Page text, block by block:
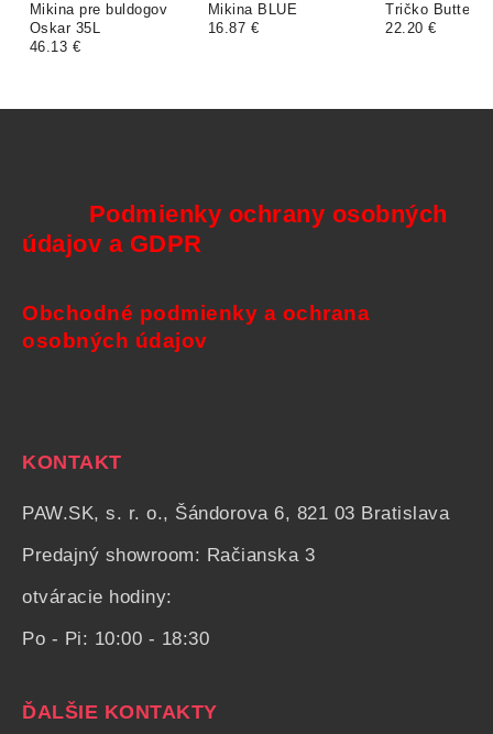
Mikina pre buldogov
Oskar 35L
46.13 €
Mikina BLUE
16.87 €
Tričko
22.20 €
Podmienky ochrany osobných
údajov a GDPR
Obchodné podmienky a ochrana
osobných údajov
KONTAKT
PAW.SK, s. r. o., Šándorova 6, 821 03 Bratislava
Predajný showroom: Račianska 3
otváracie hodiny:
Po - Pi: 10:00 - 18:30
ĎALŠIE KONTAKTY